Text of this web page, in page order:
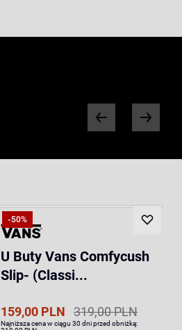
-50%
U Buty Vans Comfycush
Slip- (Classi...
159,00 PLN 319,00 PLN
Najniższa cena w ciągu 30 dni przed obniżką: